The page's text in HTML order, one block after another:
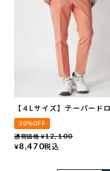
【４Lサイズ】テーパード
パンツ
30％OFF
通常価格 ¥12,100
¥8,470税込